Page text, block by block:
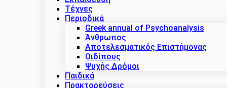
Τέχνες
Περιοδικά
Greek annual of Psychoanalysis
Άνθρωπος
Αποτελεσματικός Επιστήμονας
Οιδίπους
Ψυχής Δρόμοι
Παιδικά
Πρακτoρεύσεις